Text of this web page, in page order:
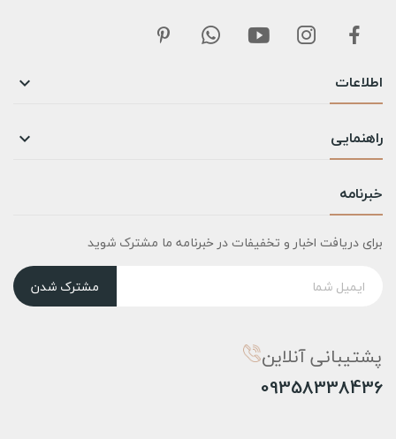
اطلاعات 
راهنمایی 
خبرنامه
برای دریافت اخبار و تخفیفات در خبرنامه ما مشترک شوید
مشترک شدن
پشتیبانی آنلاین
09358338436